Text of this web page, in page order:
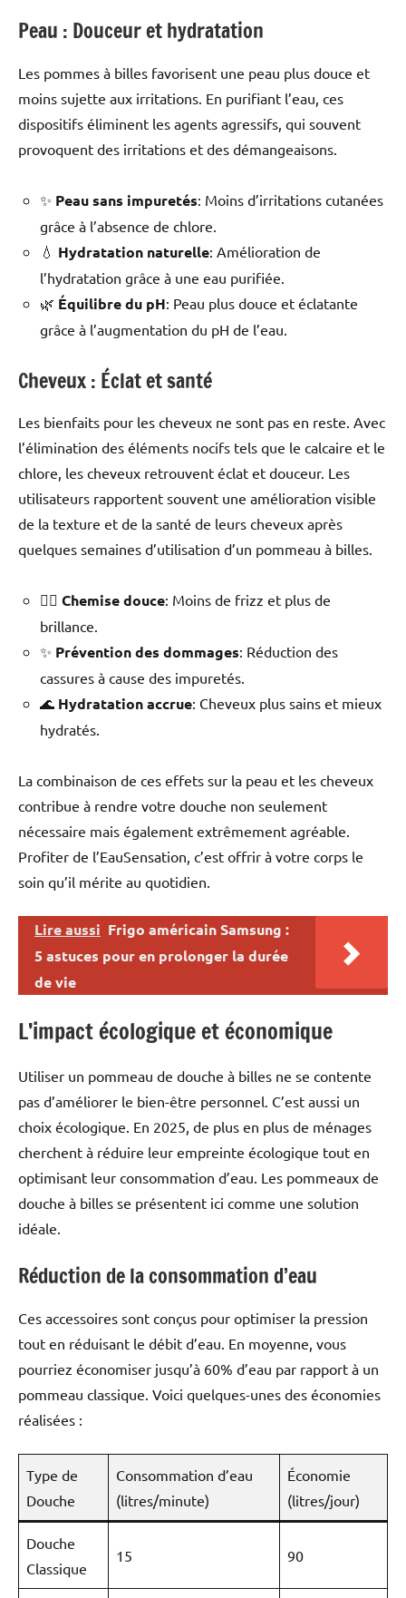
Peau : Douceur et hydratation
Les pommes à billes favorisent une peau plus douce et
moins sujette aux irritations. En purifiant l’eau, ces
dispositifs éliminent les agents agressifs, qui souvent
provoquent des irritations et des démangeaisons.
✨ Peau sans impuretés: Moins d’irritations cutanées
grâce à l’absence de chlore.
💧 Hydratation naturelle: Amélioration de
l’hydratation grâce à une eau purifiée.
🌿 Équilibre du pH: Peau plus douce et éclatante
grâce à l’augmentation du pH de l’eau.
Cheveux : Éclat et santé
Les bienfaits pour les cheveux ne sont pas en reste. Avec
l’élimination des éléments nocifs tels que le calcaire et le
chlore, les cheveux retrouvent éclat et douceur. Les
utilisateurs rapportent souvent une amélioration visible
de la texture et de la santé de leurs cheveux après
quelques semaines d’utilisation d’un pommeau à billes.
💇‍♂️ Chemise douce: Moins de frizz et plus de
brillance.
✨ Prévention des dommages: Réduction des
cassures à cause des impuretés.
🌊 Hydratation accrue: Cheveux plus sains et mieux
hydratés.
La combinaison de ces effets sur la peau et les cheveux
contribue à rendre votre douche non seulement
nécessaire mais également extrêmement agréable.
Profiter de l’EauSensation, c’est offrir à votre corps le
soin qu’il mérite au quotidien.
Lire aussi Frigo américain Samsung :
5 astuces pour en prolonger la durée
de vie
L’impact écologique et économique
Utiliser un pommeau de douche à billes ne se contente
pas d’améliorer le bien-être personnel. C’est aussi un
choix écologique. En 2025, de plus en plus de ménages
cherchent à réduire leur empreinte écologique tout en
optimisant leur consommation d’eau. Les pommeaux de
douche à billes se présentent ici comme une solution
idéale.
Réduction de la consommation d’eau
Ces accessoires sont conçus pour optimiser la pression
tout en réduisant le débit d’eau. En moyenne, vous
pourriez économiser jusqu’à 60% d’eau par rapport à un
pommeau classique. Voici quelques-unes des économies
réalisées :
Type de
Douche
Consommation d’eau
(litres/minute)
Économie
(litres/jour)
Douche
Classique
15 90